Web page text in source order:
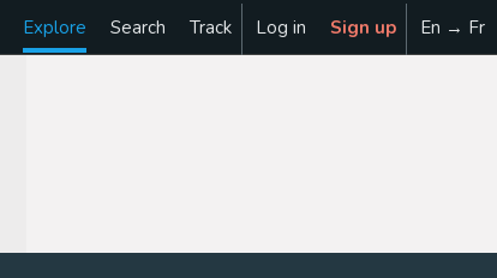
Explore Search Track Log in Sign up En → Fr